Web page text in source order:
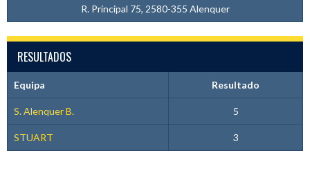
R. Principal 75, 2580-355 Alenquer
RESULTADOS
Equipa Resultado
S. Alenquer B. 5
STUART 3